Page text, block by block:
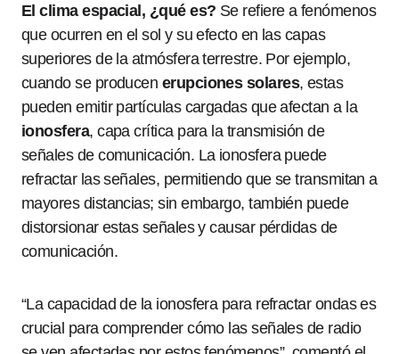
El clima espacial, ¿qué es? Se refiere a fenómenos
que ocurren en el sol y su efecto en las capas
superiores de la atmósfera terrestre. Por ejemplo,
cuando se producen erupciones solares, estas
pueden emitir partículas cargadas que afectan a la
ionosfera, capa crítica para la transmisión de
señales de comunicación. La ionosfera puede
refractar las señales, permitiendo que se transmitan a
mayores distancias; sin embargo, también puede
distorsionar estas señales y causar pérdidas de
comunicación.
“La capacidad de la ionosfera para refractar ondas es
crucial para comprender cómo las señales de radio